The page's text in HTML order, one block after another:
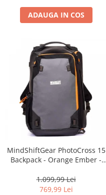
ADAUGA IN COS
MindShiftGear PhotoCross 15
Backpack - Orange Ember -
1.099,99 Lei
769,99 Lei